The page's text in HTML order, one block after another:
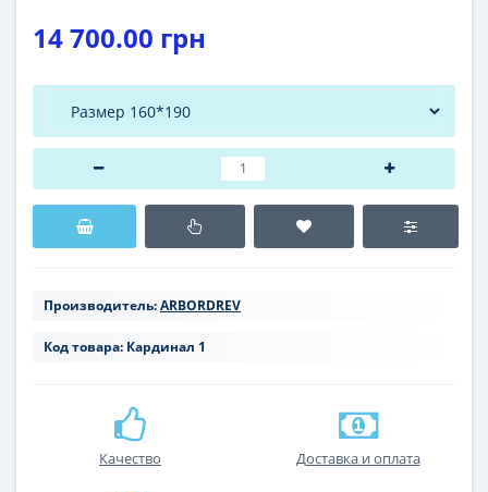
14 700.00 грн
Производитель:ARBORDREV
Код товара: Кардинал 1
Качество Доставка и оплата